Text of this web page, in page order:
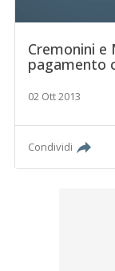
Cremonini e
pagamento
02 Ott 2013
Condividi